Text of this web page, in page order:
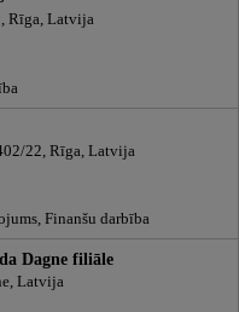
Rīga, Latvija
22, Rīga, Latvija
Finanšu darbība
Dagne filiāle
Latvija